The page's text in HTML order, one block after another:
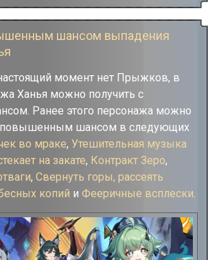
шансом выпадения
момент нет Прыжков, в
Ханья можно получить с
Ранее этого персонажа можно
повышенным шансом в следующих
во мраке, Утешительная музыка
на закате, Контракт Зеро,
, Свернуть горы, рассеять
копий и Фееричные всплески.